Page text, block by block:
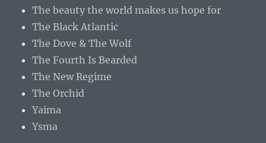
The beauty the world makes us hope for
The Black Atlantic
The Dove & The Wolf
The Fourth Is Bearded
The New Regime
The Orchid
Yaima
Ysma